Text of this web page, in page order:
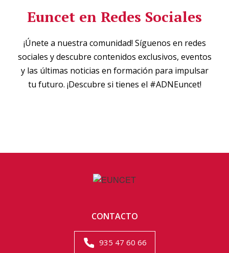
Euncet en Redes Sociales
¡Únete a nuestra comunidad! Síguenos en redes
sociales y descubre contenidos exclusivos, eventos
y las últimas noticias en formación para impulsar
tu futuro. ¡Descubre si tienes el #ADNEuncet!
CONTACTO
935 47 60 66